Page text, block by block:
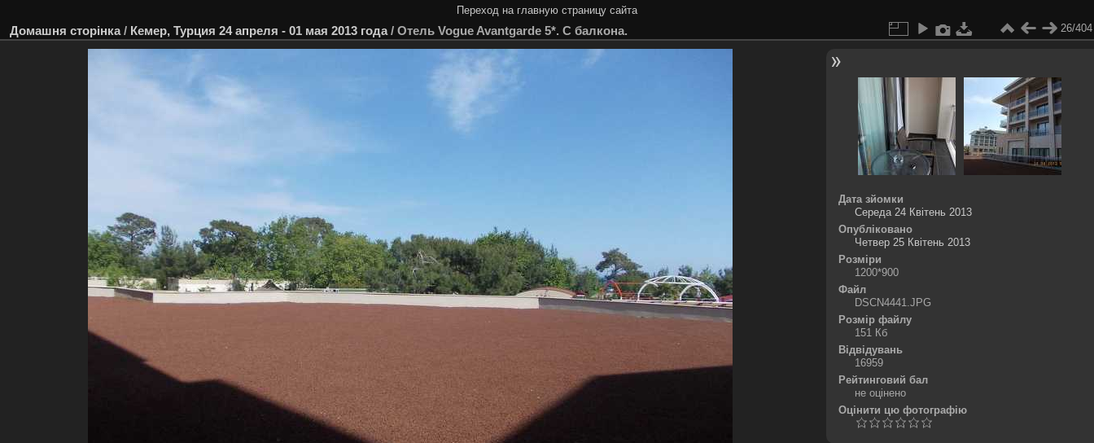
Переход на главную страницу сайта
Домашня сторінка/ Кемер, Турция 24 апреля - 01 мая 2013 года/ Отель Vogue Avantgarde 5*. С балкона. 26/404
Дата зйомки
Середа 24 Квітень 2013
Опубліковано
Четвер 25 Квітень 2013
Розміри
1200*900
Файл
DSCN4441.JPG
Розмір файлу
151 Кб
Відвідувань
16959
Рейтинговий бал
не оцінено
Оцінити цю фотографію